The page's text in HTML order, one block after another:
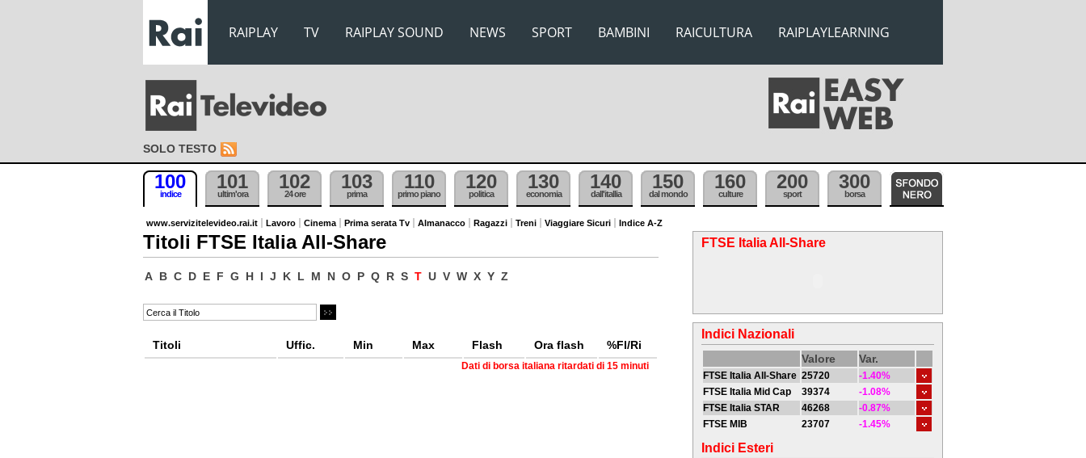
RAIPLAY TV RAIPLAY SOUND NEWS SPORT BAMBINI RAICULTURA RAIPLAYLEARNING
SOLO TESTO
100
indice
101
ultim'ora
102
24 ore
103
prima
110
primo piano
120
politica
130
economia
140
dall'itallia
150
dal mondo
160
culture
200
sport
300
borsa
www.servizitelevideo.rai.it Lavoro Cinema Prima serata Tv Almanacco Ragazzi Treni Viaggiare Sicuri Indice A-Z
Titoli FTSE Italia All-Share
A B C D E F G H I J K L M N O P Q R S T U V W X Y Z
Titoli Uffic. Min Max Flash Ora flash %Fl/Ri
Dati di borsa italiana ritardati di 15 minuti
FTSE Italia All-Share
Indici Nazionali
Valore Var.
FTSE Italia All-Share 25720
-1.40%
FTSE Italia Mid Cap
39374
-1.08%
FTSE Italia STAR
46268
-0.87%
FTSE MIB
23707 -1.45%
Indici Esteri